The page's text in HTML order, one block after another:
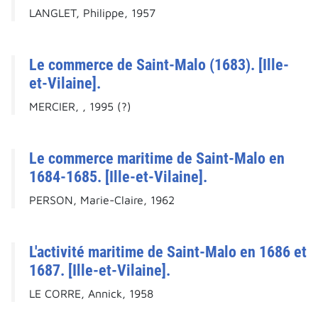
LANGLET, Philippe, 1957
Le commerce de Saint-Malo (1683). [Ille-
et-Vilaine].
MERCIER, , 1995 (?)
Le commerce maritime de Saint-Malo en
1684-1685. [Ille-et-Vilaine].
PERSON, Marie-Claire, 1962
L'activité maritime de Saint-Malo en 1686 et
1687. [Ille-et-Vilaine].
LE CORRE, Annick, 1958